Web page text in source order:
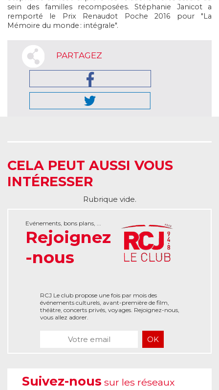
sein des familles recomposées. Stéphanie Janicot a
remporté le Prix Renaudot Poche 2016 pour "La
Mémoire du monde : intégrale".
PARTAGEZ
CELA PEUT AUSSI VOUS
INTÉRESSER
Rubrique vide.
Evénements, bons plans, ...
Rejoignez
-nous
RCJ Le club propose une fois par mois des
événements culturels, avant-première de film,
théâtre, concerts privés, voyages. Rejoignez-nous,
vous allez adorer.
Suivez-nous sur les réseaux